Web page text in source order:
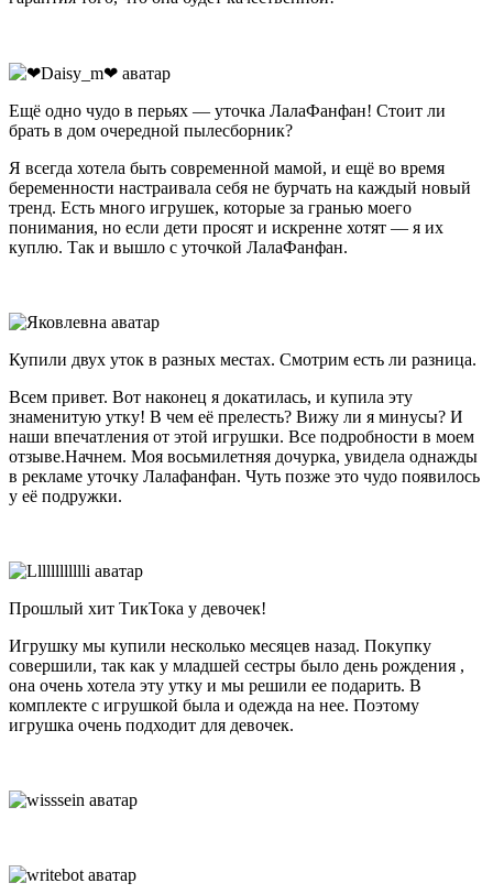
Ещё одно чудо в перьях — уточка ЛалаФанфан! Стоит ли
брать в дом очередной пылесборник?
Я всегда хотела быть современной мамой, и ещё во время
беременности настраивала себя не бурчать на каждый новый
тренд. Есть много игрушек, которые за гранью моего
понимания, но если дети просят и искренне хотят — я их
куплю. Так и вышло с уточкой ЛалаФанфан.
Купили двух уток в разных местах. Смотрим есть ли разница.
Всем привет. Вот наконец я докатилась, и купила эту
знаменитую утку! В чем её прелесть? Вижу ли я минусы? И
наши впечатления от этой игрушки. Все подробности в моем
отзыве.Начнем. Моя восьмилетняя дочурка, увидела однажды
в рекламе уточку Лалафанфан. Чуть позже это чудо появилось
у её подружки.
Прошлый хит ТикТока у девочек!
Игрушку мы купили несколько месяцев назад. Покупку
совершили, так как у младшей сестры было день рождения ,
она очень хотела эту утку и мы решили ее подарить. В
комплекте с игрушкой была и одежда на нее. Поэтому
игрушка очень подходит для девочек.